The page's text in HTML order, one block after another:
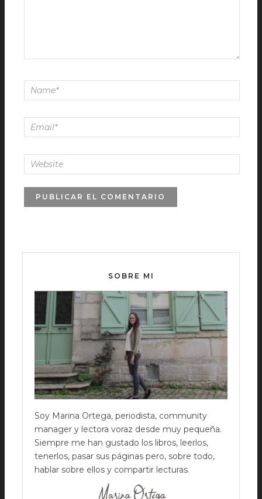
SOBRE MI
Soy Marina Ortega, periodista, community
manager y lectora voraz desde muy pequeña.
Siempre me han gustado los libros, leerlos,
tenerlos, pasar sus páginas pero, sobre todo,
hablar sobre ellos y compartir lecturas.